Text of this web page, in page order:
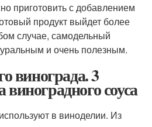
приготовить с добавлением
продукт выйдет более
случае, самодельный
и очень полезным.
винограда. 3
соуса
в виноделии. Из